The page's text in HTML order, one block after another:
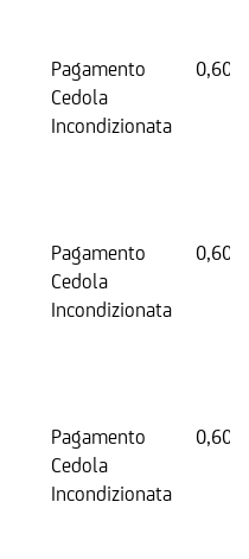
Pagamento
Cedola
Incondizionata
0,60
Pagamento
Cedola
Incondizionata
0,60
Pagamento
Cedola
Incondizionata
0,60